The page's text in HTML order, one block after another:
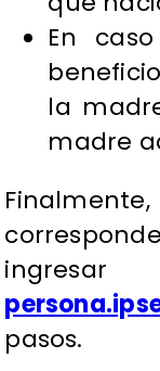
En
la
madre
pasos.